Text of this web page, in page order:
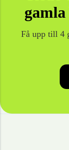
gamla
Få upp till 4